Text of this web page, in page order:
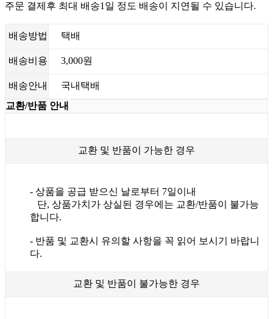
주문 결제후 최대 배송1일 정도 배송이 지연될 수 있습니다.
배송방법 택배
배송비용 3,000원
배송안내
국내택배
교환/반품 안내
교환 및 반품이 가능한 경우
- 상품을 공급 받으신 날로부터 7일이내
단, 상품가치가 상실된 경우에는 교환/반품이 불가능
합니다.
- 반품 및 교환시 유의할 사항을 꼭 읽어 보시기 바랍니
다.
교환 및 반품이 불가능한 경우